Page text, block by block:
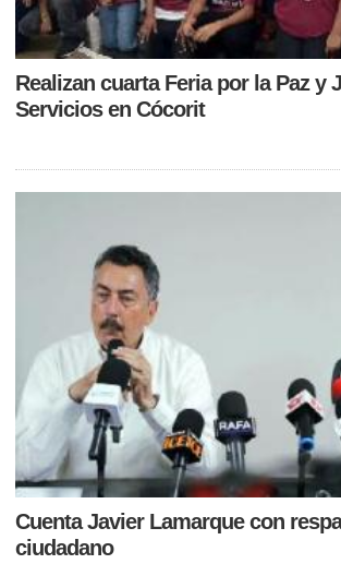
Realizan cuarta Feria por la Paz y
Servicios en Cócorit
Cuenta Javier Lamarque con
ciudadano